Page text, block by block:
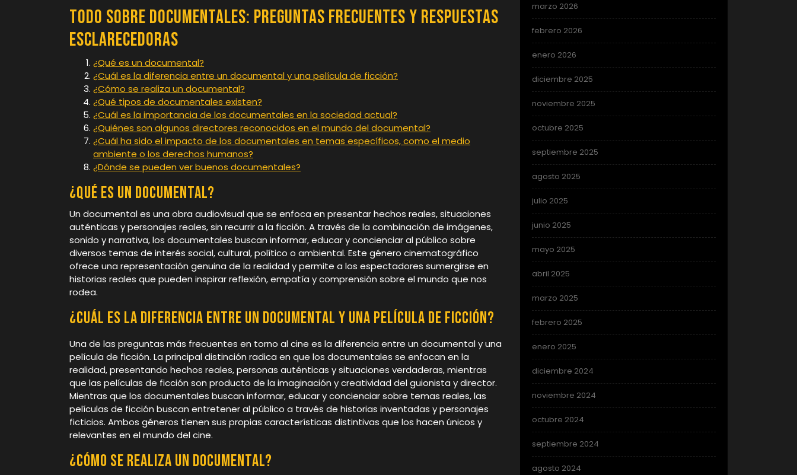
Todo Sobre Documentales: Preguntas Frecuentes y Respuestas
Esclarecedoras
¿Qué es un documental?
¿Cuál es la diferencia entre un documental y una película de ficción?
¿Cómo se realiza un documental?
¿Qué tipos de documentales existen?
¿Cuál es la importancia de los documentales en la sociedad actual?
¿Quiénes son algunos directores reconocidos en el mundo del documental?
¿Cuál ha sido el impacto de los documentales en temas específicos, como el medio
ambiente o los derechos humanos?
¿Dónde se pueden ver buenos documentales?
¿Qué es un documental?
Un documental es una obra audiovisual que se enfoca en presentar hechos reales, situaciones
auténticas y personajes reales, sin recurrir a la ficción. A través de la combinación de imágenes,
sonido y narrativa, los documentales buscan informar, educar y concienciar al público sobre
diversos temas de interés social, cultural, político o ambiental. Este género cinematográfico
ofrece una representación genuina de la realidad y permite a los espectadores sumergirse en
historias reales que pueden inspirar reflexión, empatía y comprensión sobre el mundo que nos
rodea.
¿Cuál es la diferencia entre un documental y una película de ficción?
Una de las preguntas más frecuentes en torno al cine es la diferencia entre un documental y una
película de ficción. La principal distinción radica en que los documentales se enfocan en la
realidad, presentando hechos reales, personas auténticas y situaciones verdaderas, mientras
que las películas de ficción son producto de la imaginación y creatividad del guionista y director.
Mientras que los documentales buscan informar, educar y concienciar sobre temas reales, las
películas de ficción buscan entretener al público a través de historias inventadas y personajes
ficticios. Ambos géneros tienen sus propias características distintivas que los hacen únicos y
relevantes en el mundo del cine.
¿Cómo se realiza un documental?
marzo 2026
febrero 2026
enero 2026
diciembre 2025
noviembre 2025
octubre 2025
septiembre 2025
agosto 2025
julio 2025
junio 2025
mayo 2025
abril 2025
marzo 2025
febrero 2025
enero 2025
diciembre 2024
noviembre 2024
octubre 2024
septiembre 2024
agosto 2024